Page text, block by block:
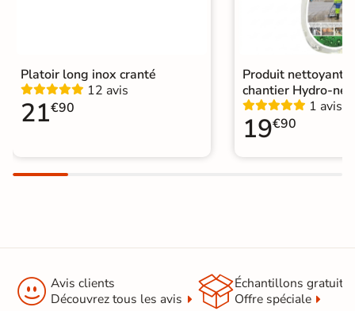
Platoir long inox cranté
12 avis
21€90
Produit nettoyant
chantier Hydro-net
1 avis
19€90
 Avis clients
Découvrez tous les avis
Échantillons gratuit
Offre spéciale